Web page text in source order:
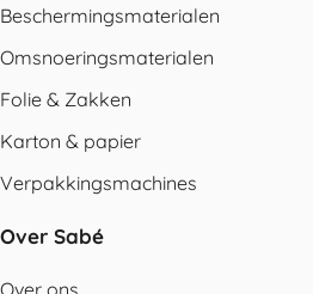
Beschermingsmaterialen
Omsnoeringsmaterialen
Folie & Zakken
Karton & papier
Verpakkingsmachines
Over Sabé
Over ons